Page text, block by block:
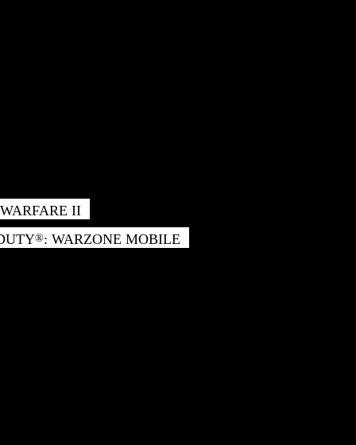
II
®: WARZONE MOBILE